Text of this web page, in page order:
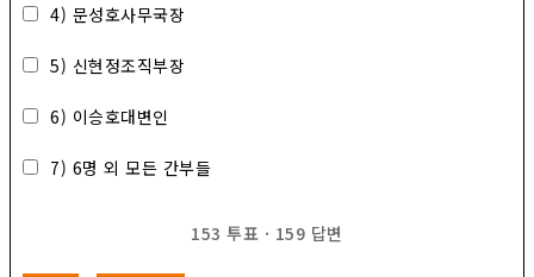
4) 문성호사무국장
5) 신현정조직부장
6) 이승호대변인
7) 6명 외 모든 간부들
153 투표 · 159 답변